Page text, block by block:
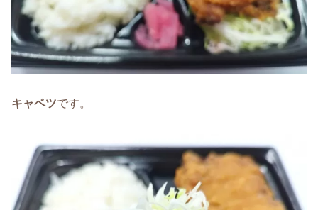
キャベツです。